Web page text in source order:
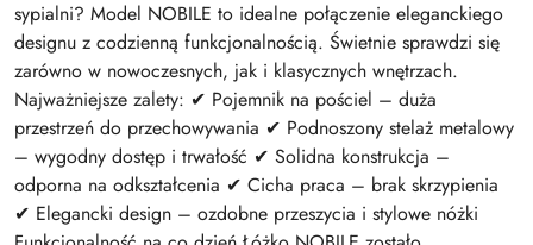
sypialni? Model NOBILE to idealne połączenie eleganckiego
designu z codzienną funkcjonalnością. Świetnie sprawdzi się
zarówno w nowoczesnych, jak i klasycznych wnętrzach.
Najważniejsze zalety: ✔ Pojemnik na pościel – duża
przestrzeń do przechowywania ✔ Podnoszony stelaż metalowy
– wygodny dostęp i trwałość ✔ Solidna konstrukcja –
odporna na odkształcenia ✔ Cicha praca – brak skrzypienia
✔ Elegancki design – ozdobne przeszycia i stylowe nóżki